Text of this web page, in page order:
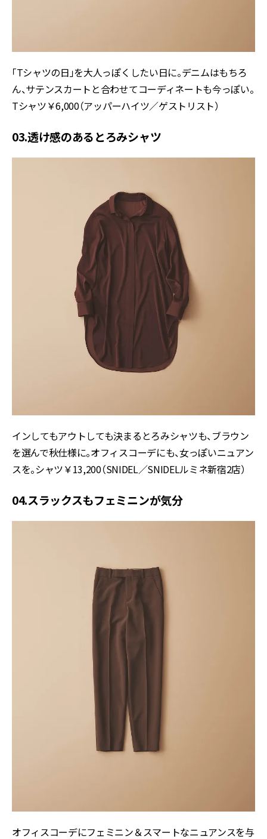
「Tシャツの日」を大人っぽくしたい日に。デニムはもちろ
ん、サテンスカートと合わせてコーディネートも今っぽい。
Tシャツ￥6,000（アッパーハイツ／ゲストリスト）
03.透け感のあるとろみシャツ
インしてもアウトしても決まるとろみシャツも、ブラウン
を選んで秋仕様に。オフィスコーデにも、女っぽいニュアン
スを。シャツ￥13,200（SNIDEL／SNIDELルミネ新宿2店）
04.スラックスもフェミニンが気分
オフィスコーデにフェミニン＆スマートなニュアンスを与